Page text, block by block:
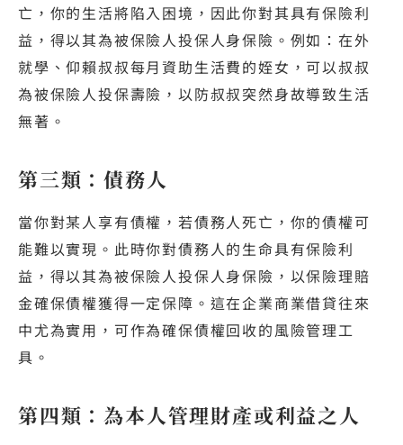
亡，你的生活將陷入困境，因此你對其具有保險利
益，得以其為被保險人投保人身保險。例如：在外
就學、仰賴叔叔每月資助生活費的姪女，可以叔叔
為被保險人投保壽險，以防叔叔突然身故導致生活
無著。
第三類：債務人
當你對某人享有債權，若債務人死亡，你的債權可
能難以實現。此時你對債務人的生命具有保險利
益，得以其為被保險人投保人身保險，以保險理賠
金確保債權獲得一定保障。這在企業商業借貸往來
中尤為實用，可作為確保債權回收的風險管理工
具。
第四類：為本人管理財產或利益之人